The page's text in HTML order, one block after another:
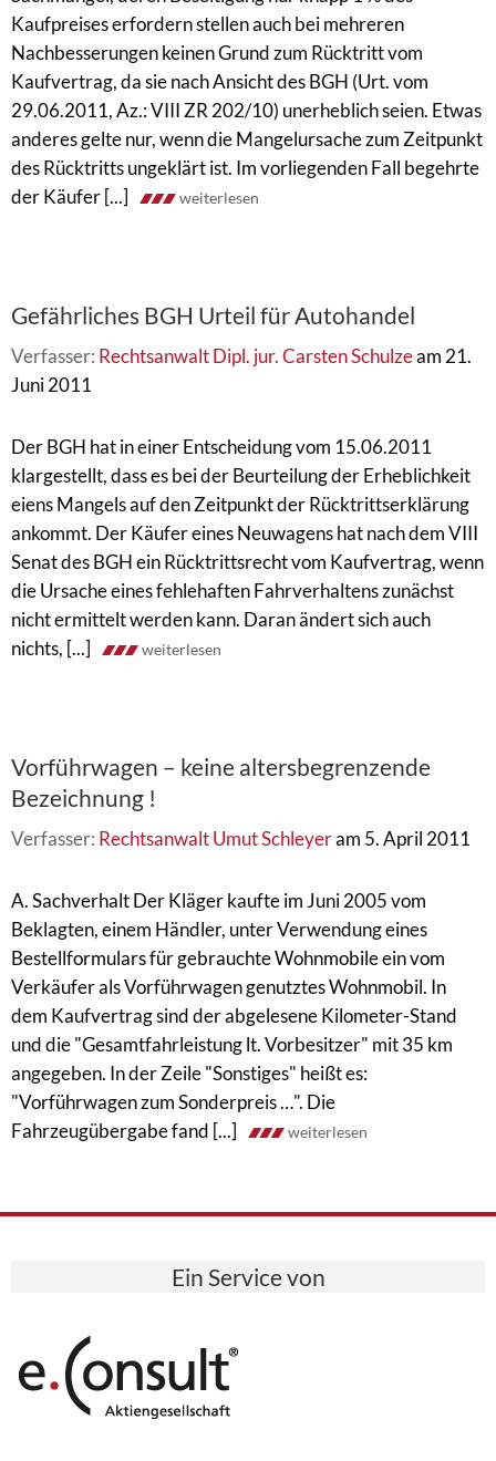
Kaufpreises erfordern stellen auch bei mehreren
Nachbesserungen keinen Grund zum Rücktritt vom
Kaufvertrag, da sie nach Ansicht des BGH (Urt. vom
29.06.2011, Az.: VIII ZR 202/10) unerheblich seien. Etwas
anderes gelte nur, wenn die Mangelursache zum Zeitpunkt
des Rücktritts ungeklärt ist. Im vorliegenden Fall begehrte
der Käufer [...]
weiterlesen
Gefährliches BGH Urteil für Autohandel
Verfasser: Rechtsanwalt Dipl. jur. Carsten Schulzeam 21.
Juni 2011
Der BGH hat in einer Entscheidung vom 15.06.2011
klargestellt, dass es bei der Beurteilung der Erheblichkeit
eiens Mangels auf den Zeitpunkt der Rücktrittserklärung
ankommt. Der Käufer eines Neuwagens hat nach dem VIII
Senat des BGH ein Rücktrittsrecht vom Kaufvertrag, wenn
die Ursache eines fehlehaften Fahrverhaltens zunächst
nicht ermittelt werden kann. Daran ändert sich auch
nichts, [...]
weiterlesen
Vorführwagen – keine altersbegrenzende
Bezeichnung !
Verfasser: Rechtsanwalt Umut Schleyeram 5. April 2011
A. Sachverhalt Der Kläger kaufte im Juni 2005 vom
Beklagten, einem Händler, unter Verwendung eines
Bestellformulars für gebrauchte Wohnmobile ein vom
Verkäufer als Vorführwagen genutztes Wohnmobil. In
dem Kaufvertrag sind der abgelesene Kilometer-Stand
und die "Gesamtfahrleistung lt. Vorbesitzer" mit 35 km
angegeben. In der Zeile "Sonstiges" heißt es:
"Vorführwagen zum Sonderpreis …". Die
Fahrzeugübergabe fand [...]
weiterlesen
Ein Service von